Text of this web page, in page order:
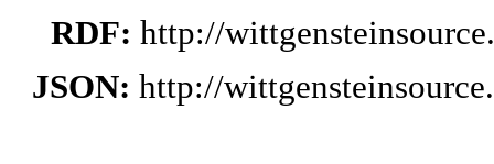
RDF: http://
JSON: http://